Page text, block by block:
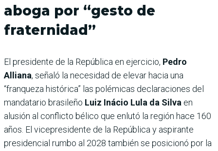
aboga por “gesto de
fraternidad”
El presidente de la República en ejercicio, Pedro
Alliana, señaló la necesidad de elevar hacia una
“franqueza histórica” las polémicas declaraciones del
mandatario brasileño Luiz Inácio Lula da Silva en
alusión al conflicto bélico que enlutó la región hace 160
años. El vicepresidente de la República y aspirante
presidencial rumbo al 2028 también se posicionó por la